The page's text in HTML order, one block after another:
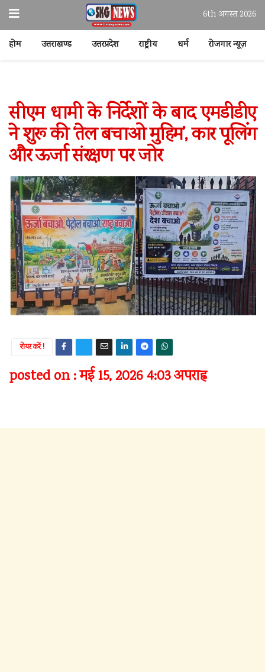
6th अगस्त 2026
होम उत्तराखण्ड उत्तरप्रदेश राष्ट्रीय धर्म रोजगार न्यूज़
सीएम धामी के निर्देशों के बाद एमडीडीए
ने शुरू की ‘तेल बचाओ मुहिम’, कार पूलिंग
और ऊर्जा संरक्षण पर जोर
शेयर करें !
posted on : मई 15, 2026 4:03 अपराह्न